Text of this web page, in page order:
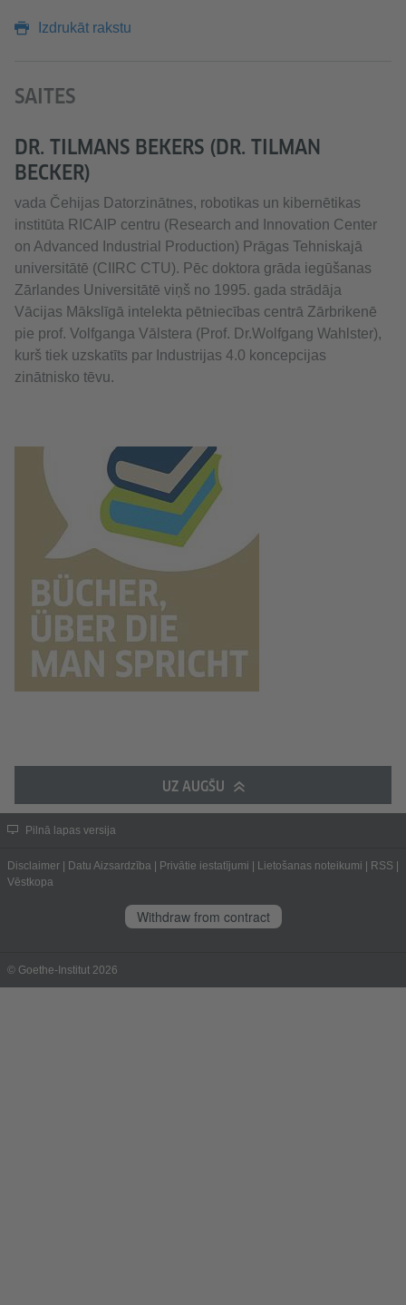
Izdrukāt rakstu
SAITES
DR. TILMANS BEKERS (DR. TILMAN
BECKER)
vada Čehijas Datorzinātnes, robotikas un kibernētikas
institūta RICAIP centru (Research and Innovation Center
on Advanced Industrial Production) Prāgas Tehniskajā
universitātē (CIIRC CTU). Pēc doktora grāda iegūšanas
Zārlandes Universitātē viņš no 1995. gada strādāja
Vācijas Mākslīgā intelekta pētniecības centrā Zārbrikenē
pie prof. Volfganga Vālstera (Prof. Dr.Wolfgang Wahlster),
kurš tiek uzskatīts par Industrijas 4.0 koncepcijas
zinātnisko tēvu.
UZ AUGŠU
Pilnā lapas versija
Disclaimer Datu Aizsardzība Privātie iestatījumi Lietošanas noteikumi RSS
Vēstkopa
Withdraw from contract
© Goethe-Institut 2026